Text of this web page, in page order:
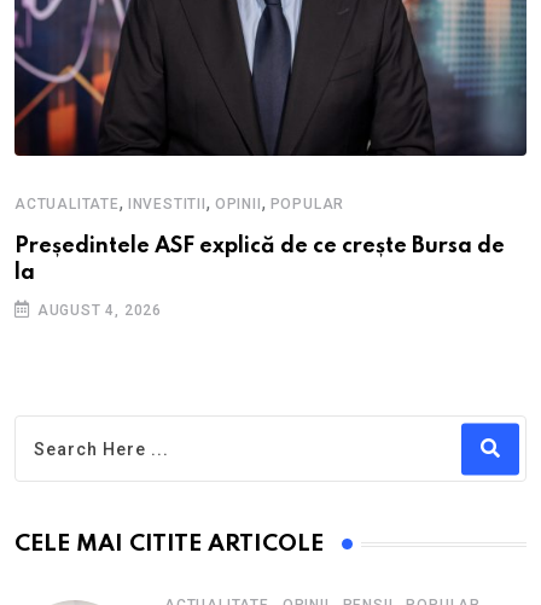
ACTUALITATE, INVESTITII , OPINII , POPULAR
Președintele ASF explică de ce crește Bursa de
la
AUGUST 4, 2026
CELE MAI CITITE ARTICOLE